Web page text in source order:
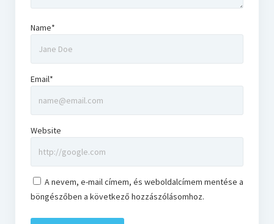
Name*
Email*
Website
A nevem, e-mail címem, és weboldalcímem mentése a
böngészőben a következő hozzászólásomhoz.